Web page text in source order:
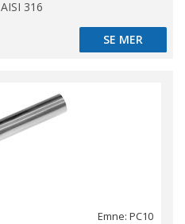
AISI 316
SE MER
SE MER
Emne: PC10